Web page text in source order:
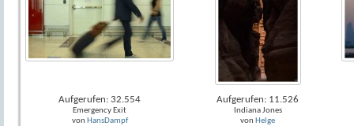
Aufgerufen: 32.554
Emergency Exit
von HansDampf
Aufgerufen: 11.526
Indiana Jones
von Helge